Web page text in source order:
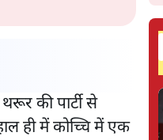
की पार्टी से
ही में कोच्चि में एक